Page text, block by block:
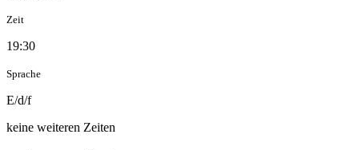
Zeit
19:30
Sprache
E/d/f
keine weiteren Zeiten